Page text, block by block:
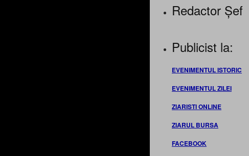
Redactor Șef
Publicist la:
EVENIMENTUL ISTORIC
EVENIMENTUL ZILEI
ZIARISTI ONLINE
ZIARUL BURSA
FACEBOOK